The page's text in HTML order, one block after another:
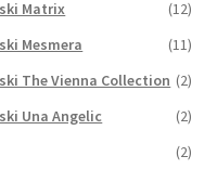
Matrix
(12)
Mesmera
(11)
The Vienna Collection (2)
Una Angelic
(2)
(2)